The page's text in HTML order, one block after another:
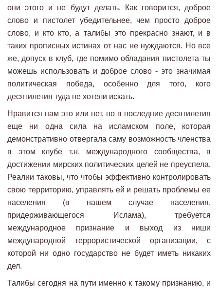
они этого и не будут делать. Как говорится, доброе
слово и пистолет убедительнее, чем просто доброе
слово, и кто кто, а талибы это прекрасно знают, и в
таких прописных истинах от нас не нуждаются. Но все
же, допуск в клуб, где помимо обладания пистолета ты
можешь использовать и доброе слово - это значимая
политическая победа, особенно для того, кого
десятилетия туда не хотели искать.
Нравится нам это или нет, но в последние десятилетия
еще ни одна сила на исламском поле, которая
демонстративно отвергала саму возможность членства
в этом клубе т.н. международного сообщества, в
достижении мирских политических целей не преуспела.
Реалии таковы, что чтобы эффективно контролировать
свою территорию, управлять ей и решать проблемы ее
населения (в нашем случае населения,
придерживающегося Ислама), требуется
международное признание и выход из ниши
международной террористической организации, с
которой ни одно государство не будет иметь никаких
дел.
Талибы сегодня на пути именно к такому признанию, и